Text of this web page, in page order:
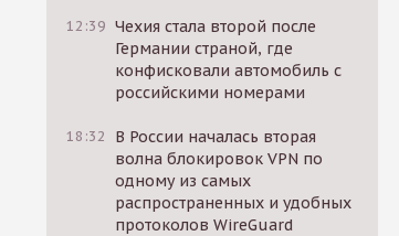
12:39 Чехия стала второй после
Германии страной, где
конфисковали автомобиль с
российскими номерами
18:32
В России началась вторая
волна блокировок VPN по
одному из самых
распространенных и удобных
протоколов WireGuard